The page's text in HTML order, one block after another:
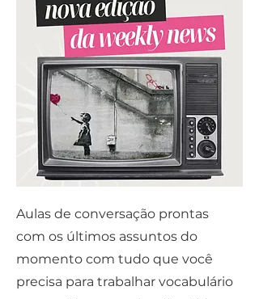
Aulas de conversação prontas
com os últimos assuntos do
momento com tudo que você
precisa para trabalhar vocabulário